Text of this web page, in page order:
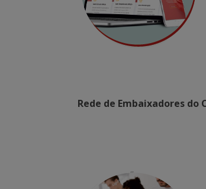
Rede de Embaixadores do